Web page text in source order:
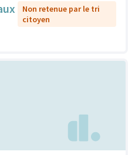
Non retenue par le tri
citoyen